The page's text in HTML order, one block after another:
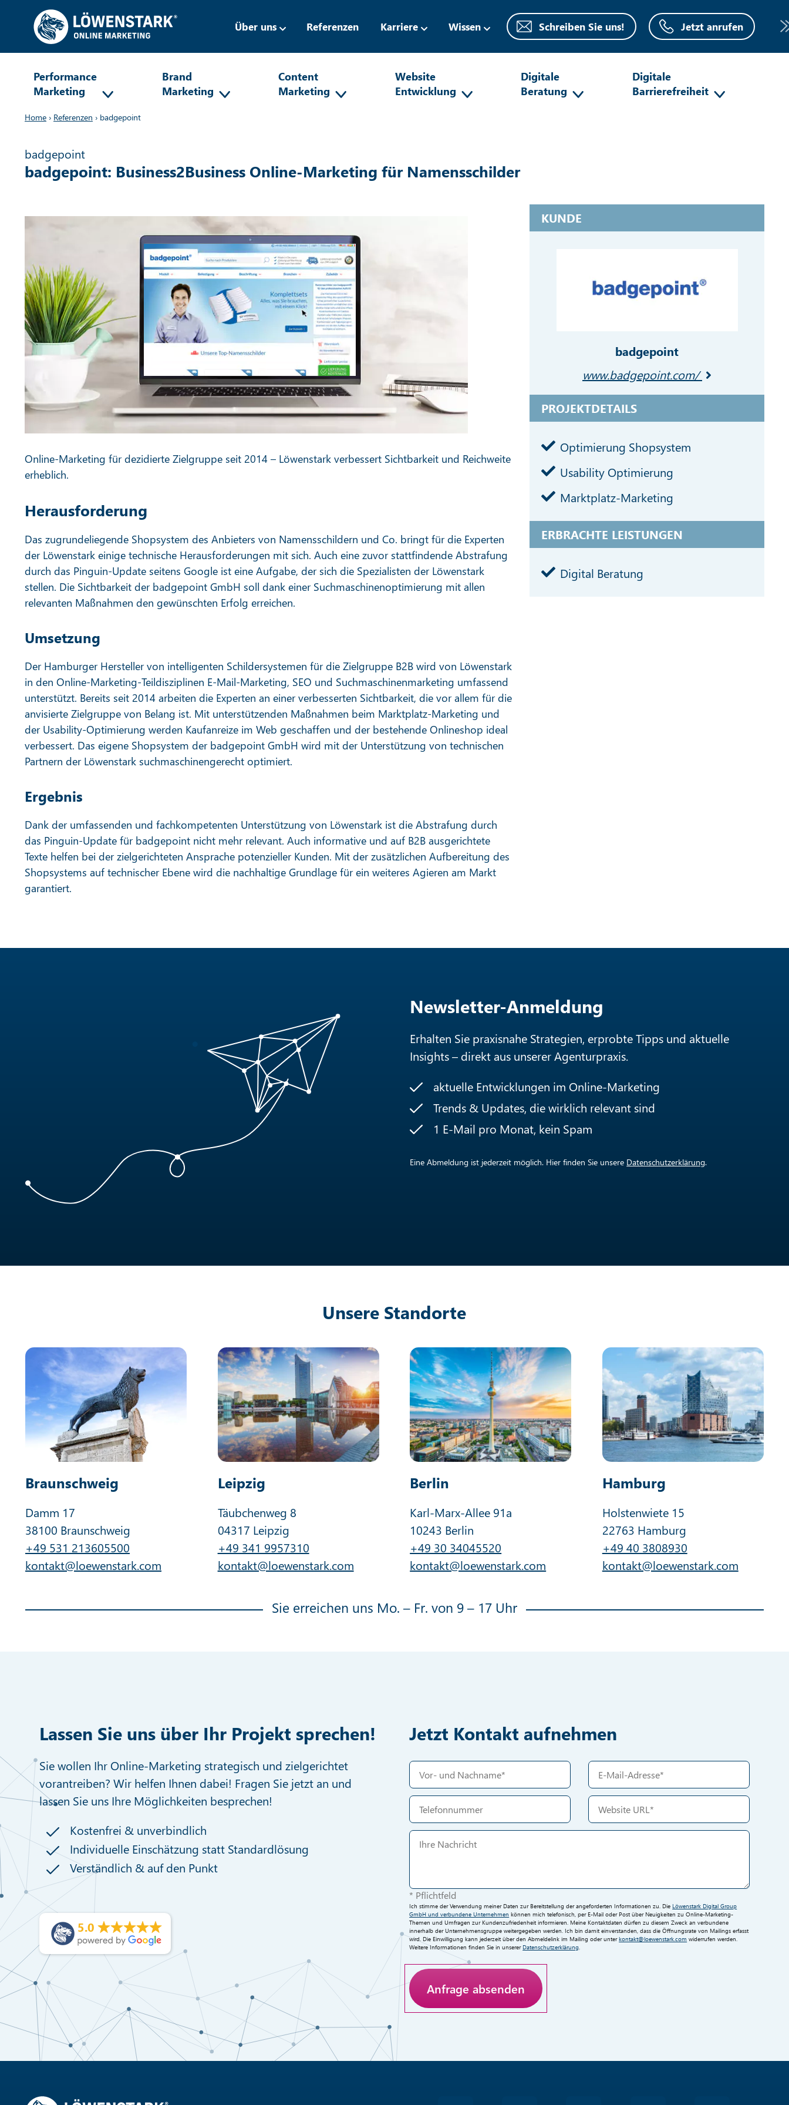
Über uns Referenzen Karriere Wissen Schreiben Sie uns! Jetzt anrufen
Performance
Marketing
Brand
Marketing
Content
Marketing
Website
Entwicklung
Digitale
Beratung
Digitale
Barrierefreiheit
Home › Referenzen › badgepoint
badgepoint
badgepoint: Business2Business Online-Marketing für Namensschilder
Online-Marketing für dezidierte Zielgruppe seit 2014 – Löwenstark verbessert Sichtbarkeit und Reichweite
erheblich.
Herausforderung
Das zugrundeliegende Shopsystem des Anbieters von Namensschildern und Co. bringt für die Experten
der Löwenstark einige technische Herausforderungen mit sich. Auch eine zuvor stattfindende Abstrafung
durch das Pinguin-Update seitens Google ist eine Aufgabe, der sich die Spezialisten der Löwenstark
stellen. Die Sichtbarkeit der badgepoint GmbH soll dank einer Suchmaschinenoptimierung mit allen
relevanten Maßnahmen den gewünschten Erfolg erreichen.
Umsetzung
Der Hamburger Hersteller von intelligenten Schildersystemen für die Zielgruppe B2B wird von Löwenstark
in den Online-Marketing-Teildisziplinen E-Mail-Marketing, SEO und Suchmaschinenmarketing umfassend
unterstützt. Bereits seit 2014 arbeiten die Experten an einer verbesserten Sichtbarkeit, die vor allem für die
anvisierte Zielgruppe von Belang ist. Mit unterstützenden Maßnahmen beim Marktplatz-Marketing und
der Usability-Optimierung werden Kaufanreize im Web geschaffen und der bestehende Onlineshop ideal
verbessert. Das eigene Shopsystem der badgepoint GmbH wird mit der Unterstützung von technischen
Partnern der Löwenstark suchmaschinengerecht optimiert.
Ergebnis
Dank der umfassenden und fachkompetenten Unterstützung von Löwenstark ist die Abstrafung durch
das Pinguin-Update für badgepoint nicht mehr relevant. Auch informative und auf B2B ausgerichtete
Texte helfen bei der zielgerichteten Ansprache potenzieller Kunden. Mit der zusätzlichen Aufbereitung des
Shopsystems auf technischer Ebene wird die nachhaltige Grundlage für ein weiteres Agieren am Markt
garantiert.
KUNDE
badgepoint
www.badgepoint.com/
PROJEKTDETAILS
Optimierung Shopsystem
Usability Optimierung
Marktplatz-Marketing
ERBRACHTE LEISTUNGEN
Digital Beratung
Newsletter-Anmeldung
Erhalten Sie praxisnahe Strategien, erprobte Tipps und aktuelle
Insights – direkt aus unserer Agenturpraxis.
aktuelle Entwicklungen im Online-Marketing
Trends & Updates, die wirklich relevant sind
1 E-Mail pro Monat, kein Spam
Eine Abmeldung ist jederzeit möglich. Hier finden Sie unsere Datenschutzerklärung.
Unsere Standorte
Braunschweig
Damm 17
38100 Braunschweig
+49 531 213605500
kontakt@loewenstark.com
Leipzig
Täubchenweg 8
04317 Leipzig
+49 341 9957310
kontakt@loewenstark.com
Berlin
Karl-Marx-Allee 91a
10243 Berlin
+49 30 34045520
kontakt@loewenstark.com
Hamburg
Holstenwiete 15
22763 Hamburg
+49 40 3808930
kontakt@loewenstark.com
Sie erreichen uns Mo. – Fr. von 9 – 17 Uhr
Lassen Sie uns über Ihr Projekt sprechen!
Sie wollen Ihr Online-Marketing strategisch und zielgerichtet
vorantreiben? Wir helfen Ihnen dabei! Fragen Sie jetzt an und
lassen Sie uns Ihre Möglichkeiten besprechen!
Kostenfrei & unverbindlich
Individuelle Einschätzung statt Standardlösung
Verständlich & auf den Punkt
5.0
Jetzt Kontakt aufnehmen
* Pflichtfeld
Ich stimme der Verwendung meiner Daten zur Bereitstellung der angeforderten Informationen zu. Die Löwenstark Digital Group
GmbH und verbundene Unternehmen können mich telefonisch, per E-Mail oder Post über Neuigkeiten zu Online-Marketing-
Themen und Umfragen zur Kundenzufriedenheit informieren. Meine Kontaktdaten dürfen zu diesem Zweck an verbundene
innerhalb der Unternehmensgruppe weitergegeben werden. Ich bin damit einverstanden, dass die Öffnungsrate von Mailings erfasst
wird. Die Einwilligung kann jederzeit über den Abmeldelink im Mailing oder unterkontakt@loewenstark.com widerrufen werden.
Weitere Informationen finden Sie in unserer Datenschutzerklärung